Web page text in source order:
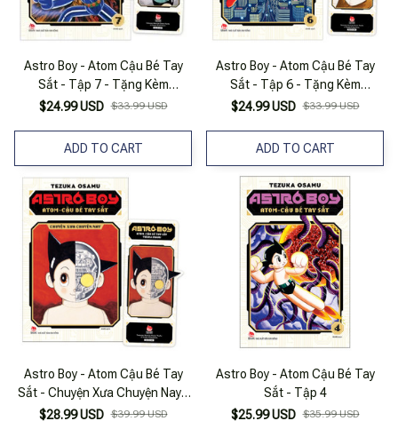
Astro Boy - Atom Cậu Bé Tay
Sắt - Tập 7 - Tặng Kèm
Bookmark
$24.99 USD $33.99 USD
ADD TO CART
Astro Boy - Atom Cậu Bé Tay
Sắt - Tập 6 - Tặng Kèm
Bookmark
$24.99 USD $33.99 USD
ADD TO CART
Astro Boy - Atom Cậu Bé Tay
Sắt - Chuyện Xưa Chuyện Nay -
Tặng Kèm Bookmark
$28.99 USD $39.99 USD
Astro Boy - Atom Cậu Bé Tay
Sắt - Tập 4
$25.99 USD $35.99 USD